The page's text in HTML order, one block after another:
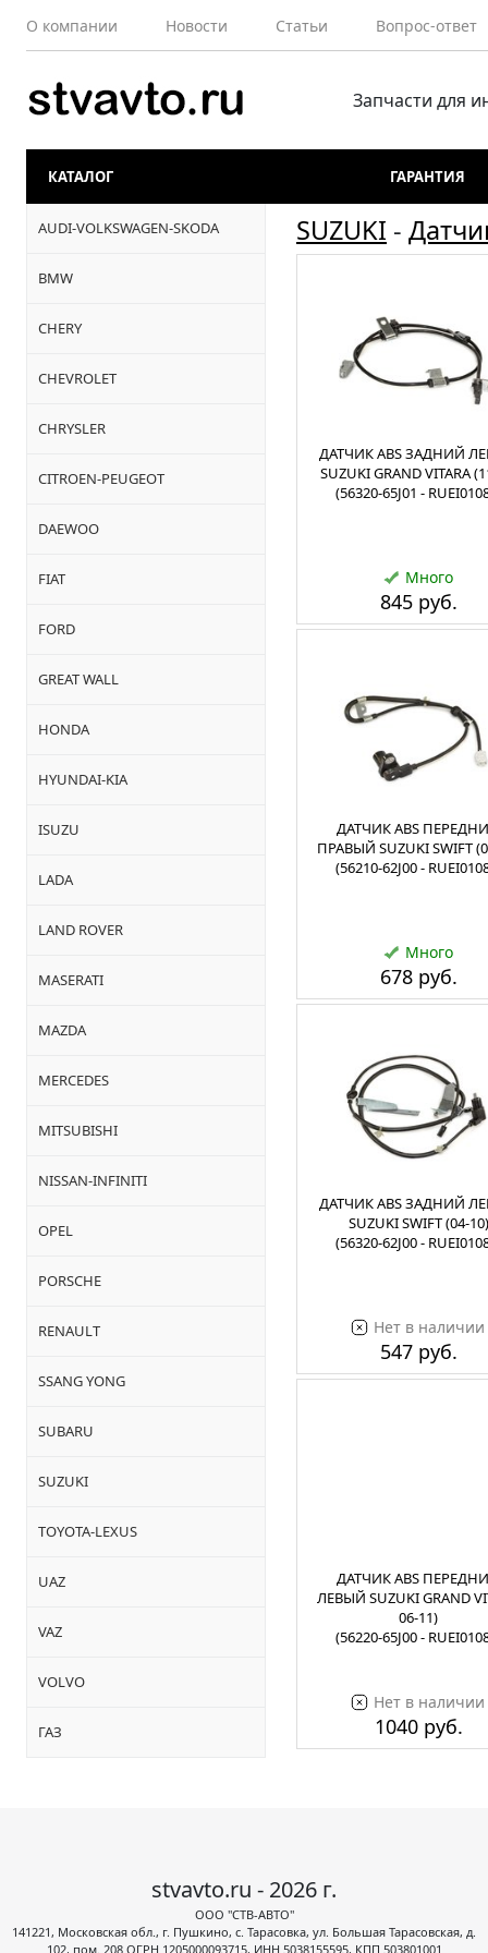
О компании Новости Статьи Вопрос-ответ
Запчасти для
КАТАЛОГ ГАРАНТИЯ
AUDI-VOLKSWAGEN-SKODA
BMW
CHERY
CHEVROLET
CHRYSLER
CITROEN-PEUGEOT
DAEWOO
FIAT
FORD
GREAT WALL
HONDA
HYUNDAI-KIA
ISUZU
LADA
LAND ROVER
MASERATI
MAZDA
MERCEDES
MITSUBISHI
NISSAN-INFINITI
OPEL
PORSCHE
RENAULT
SSANG YONG
SUBARU
SUZUKI
TOYOTA-LEXUS
UAZ
VAZ
VOLVO
ГАЗ
SUZUKI -
ДАТЧИК ABS ЗАДНИЙ
SUZUKI GRAND VITARA
(56320-65J01 -
Много
845 руб.
ДАТЧИК ABS
ПРАВЫЙ SUZUKI SWIFT
(56210-62J00 -
Много
678 руб.
ДАТЧИК ABS ЗАДНИЙ
SUZUKI SWIFT (04-10)
(56320-62J00 -
Нет в наличии
547 руб.
ДАТЧИК ABS
ЛЕВЫЙ SUZUKI GRAND
06-11)
(56220-65J00 -
Нет в наличии
1040 руб.
stvavto.ru - 2026 г.
ООО "СТВ-АВТО"
141221, Московская обл., г. Пушкино, с. Тарасовка, ул. Большая Тарасовская, д.
102, пом. 208 ОГРН 1205000093715, ИНН 5038155595, КПП 503801001